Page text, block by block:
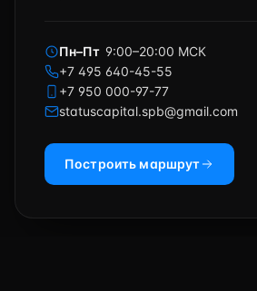
Пн–Пт 9:00–20:00 МСК
+7 495 640-45-55
+7 950 000-97-77
statuscapital.spb@gmail.com
Построить маршрут